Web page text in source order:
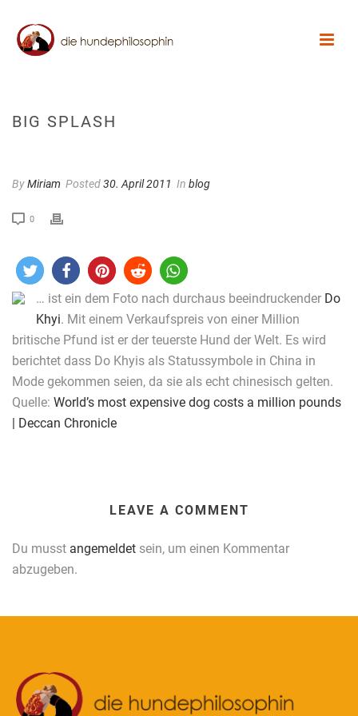
BIG SPLASH
ByMiriam Posted30. April 2011 In blog
0
… ist ein dem Foto nach durchaus beeindruckender Do
Khyi. Mit einem Verkaufspreis von einer Million
britische Pfund ist er der teuerste Hund der Welt. Es wird
berichtet dass Do Khyis als Statussymbole in China in
Mode gekommen seien, da sie als echt chinesisch gelten.
Quelle: World’s most expensive dog costs a million pounds
| Deccan Chronicle
LEAVE A COMMENT
Du musst angemeldet sein, um einen Kommentar
abzugeben.